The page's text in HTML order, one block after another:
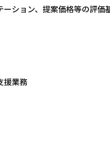
ション、提案価格等の評価
援業務